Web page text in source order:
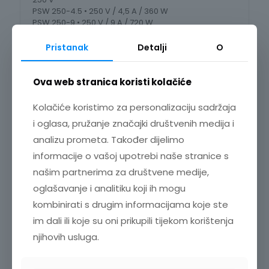
PSW 250-4.5 • 250 V / 4,5 A / 360 W
PSW 250-9 • 250 V / 9 A / 720 W
800 V
PSW 800-1.44 • 800 V / 1,44 A / 360 W
PSW 800-4.32 • 800V / 4,32 A / 1,08 kW
Pristanak Detalji O
Ova web stranica koristi kolačiće
Kolačiće koristimo za personalizaciju sadržaja
i oglasa, pružanje značajki društvenih medija i
analizu prometa. Također dijelimo
informacije o vašoj upotrebi naše stranice s
našim partnerima za društvene medije,
oglašavanje i analitiku koji ih mogu
kombinirati s drugim informacijama koje ste
im dali ili koje su oni prikupili tijekom korištenja
njihovih usluga.